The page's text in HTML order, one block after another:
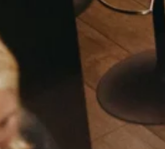
zwischen
der
Erfolg?
Ruhe sprach